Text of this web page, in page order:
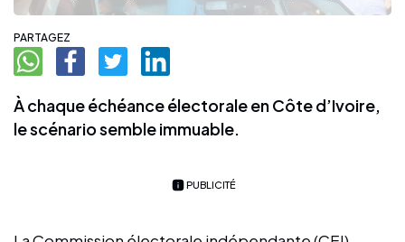
PARTAGEZ
À chaque échéance électorale en Côte d’Ivoire,
le scénario semble immuable.
PUBLICITÉ